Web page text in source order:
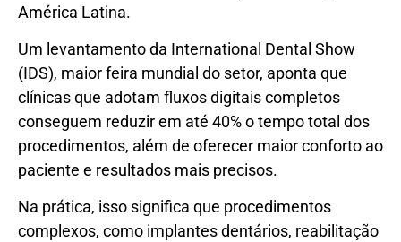
América Latina.
Um levantamento da International Dental Show
(IDS), maior feira mundial do setor, aponta que
clínicas que adotam fluxos digitais completos
conseguem reduzir em até 40% o tempo total dos
procedimentos, além de oferecer maior conforto ao
paciente e resultados mais precisos.
Na prática, isso significa que procedimentos
complexos, como implantes dentários, reabilitação